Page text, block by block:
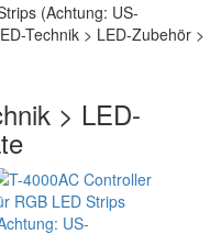
(Achtung: US-
Technik > LED-Zubehör >
> LED-